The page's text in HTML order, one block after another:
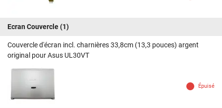
Ecran Couvercle(1)
Couvercle d'écran incl. charnières 33,8cm (13,3 pouces) argent
original pour Asus UL30VT
Épuisé